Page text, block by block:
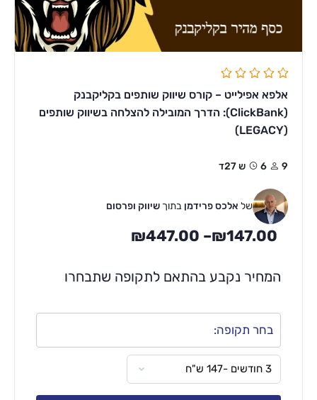
אלפא אפילייט – קורס שיווק שותפים בקליקבנק
(ClickBank): הדרך המובילה להצלחה בשיווק שותפים
(LEGACY)
9 6ש 27ד
של אלכס פרידמן בתוך שיווק ופרסום
₪147.00
–
₪447.00
המחיר נקבע בהתאם לתקופה שתבחרו
בחר תקופה: